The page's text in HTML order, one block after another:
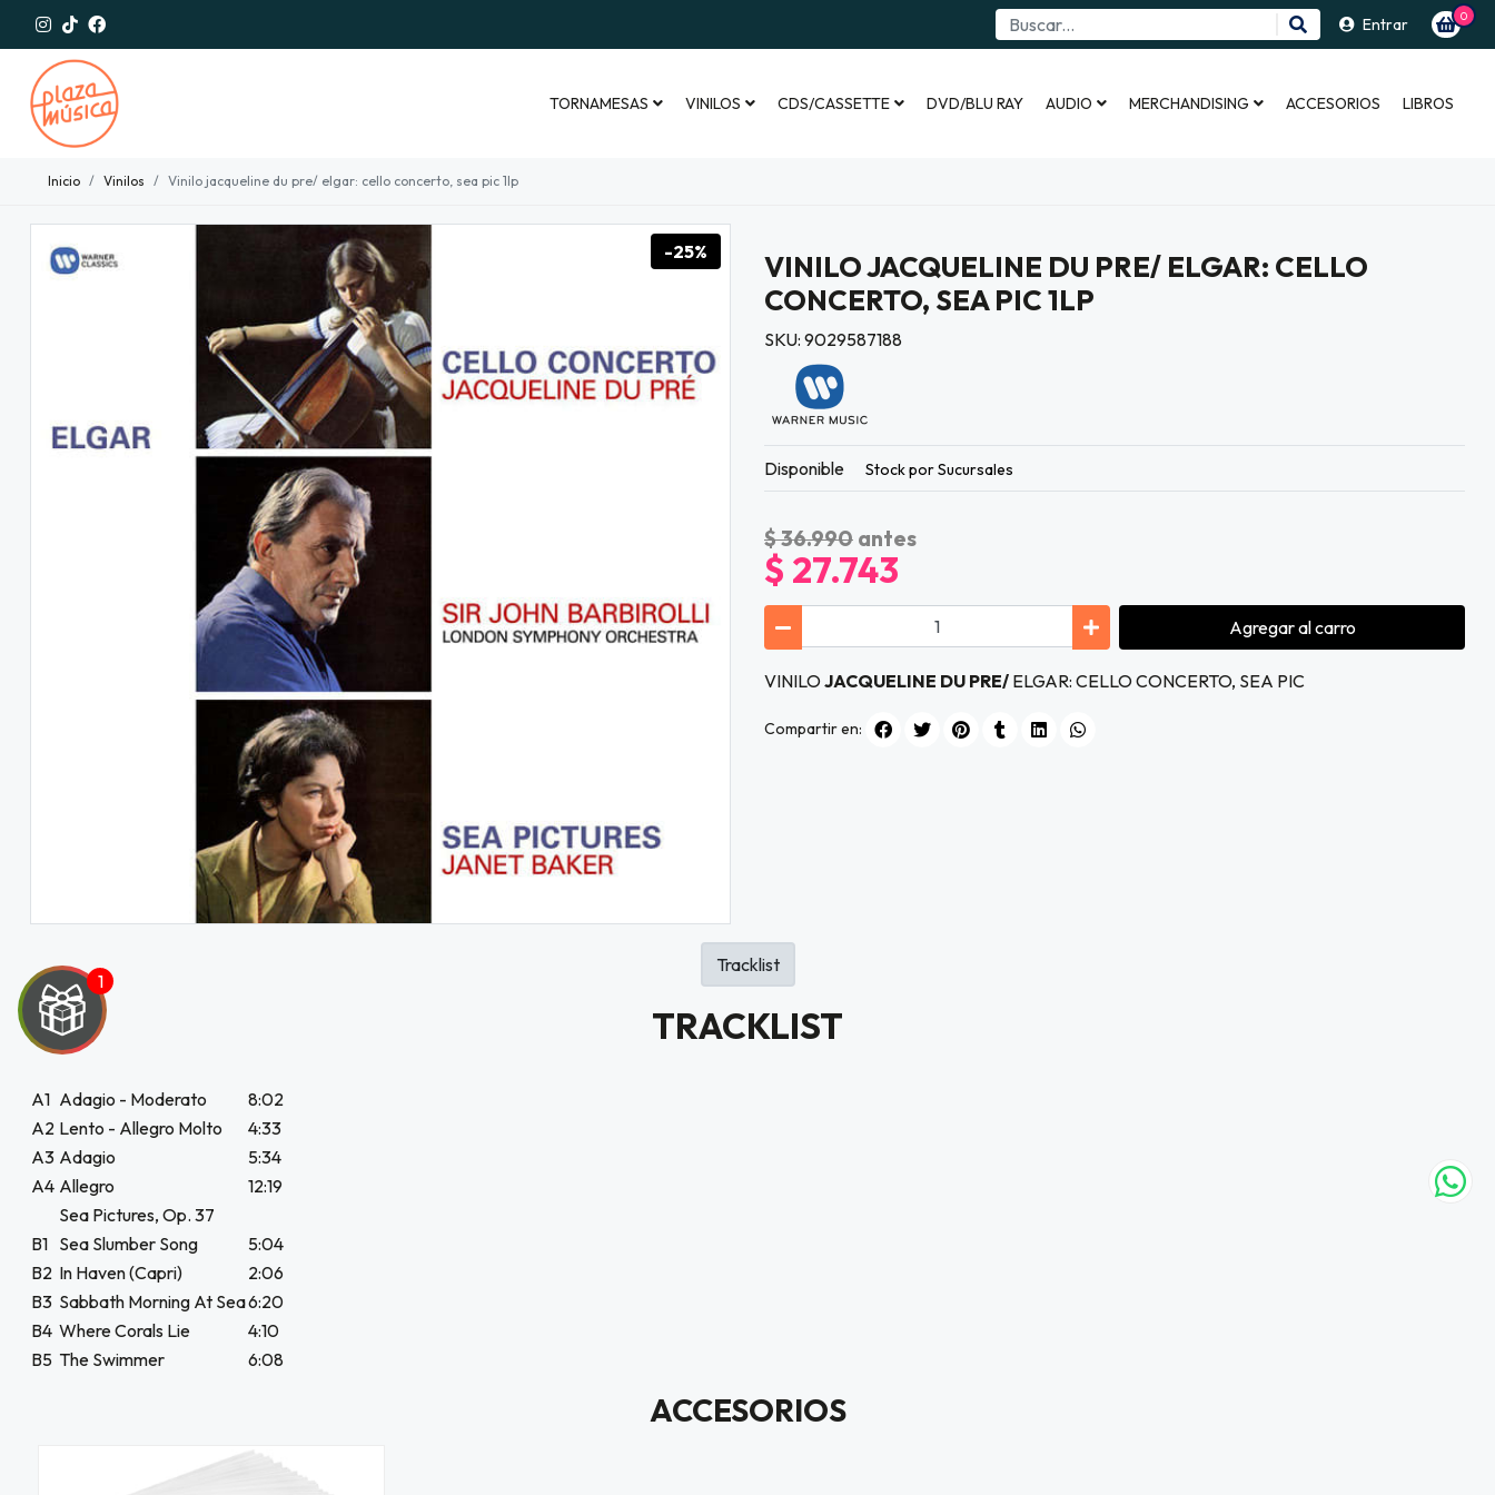
correo y
Entrar 0
TORNAMESAS VINILOS CDS/CASSETTE DVD/BLU RAY AUDIO MERCHANDISING ACCESORIOS LIBROS
Inicio Vinilos Vinilo jacqueline du pre/ elgar: cello concerto, sea pic 1lp
-25%
VINILO JACQUELINE DU PRE/ ELGAR: CELLO
CONCERTO, SEA PIC 1LP
SKU: 9029587188
Disponible Stock por Sucursales
$ 36.990 antes
$ 27.743
Agregaral carro
VINILOJACQUELINE DU PRE/ ELGAR: CELLO CONCERTO, SEA PIC
Compartir en:
TRACKLIST
A1 Adagio - Moderato
8:02
A2 Lento - Allegro Molto
4:33
A3 Adagio
5:34
A4 Allegro
12:19
Sea Pictures, Op. 37
B1 Sea Slumber Song
5:04
B2 In Haven (Capri)
2:06
B3 Sabbath Morning At Sea6:20
B4 Where Corals Lie
4:10
B5 The Swimmer 6:08
Tracklist
ACCESORIOS